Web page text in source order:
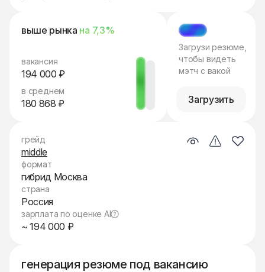
выше рынка на 7,3%
вакансия
194 000 ₽
в среднем
180 868 ₽
МЭТЧ
Загрузи резюме,
чтобы видеть
мэтч с вакой
Загрузить
генерация резюме под вакансию
грейд
middle
формат
гибрид Москва
страна
Россия
зарплата по оценке AI
~ 194 000 ₽